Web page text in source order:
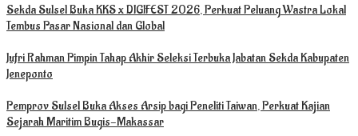
Sekda Sulsel Buka KKS x DIGIFEST 2026, Perkuat Peluang Wastra Lokal
Tembus Pasar Nasional dan Global
Jufri Rahman Pimpin Tahap Akhir Seleksi Terbuka Jabatan Sekda Kabupaten
Jeneponto
Pemprov Sulsel Buka Akses Arsip bagi Peneliti Taiwan, Perkuat Kajian
Sejarah Maritim Bugis-Makassar